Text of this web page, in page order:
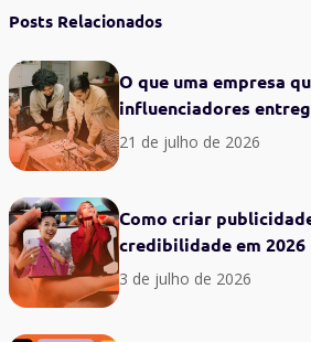
Posts Relacionados
O que uma empresa
influenciadores
21 de julho de 2026
Como criar
credibilidade em 2026
3 de julho de 2026